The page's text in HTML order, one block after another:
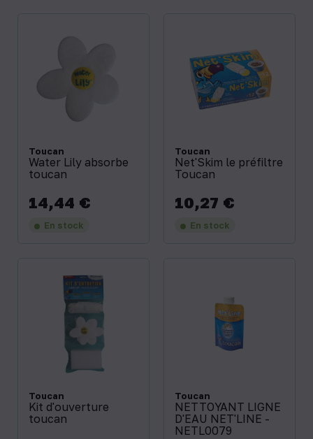
Toucan
Water Lily absorbe
toucan
Prix
14,44 €
En stock
Toucan
Net'Skim le préfiltre
Toucan
Prix
10,27 €
En stock
Toucan
Kit d'ouverture
toucan
Toucan
NETTOYANT LIGNE
D'EAU NET'LINE -
NETL0079